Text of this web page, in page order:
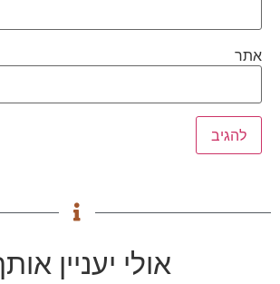
אתר
אולי יעניין אותך: